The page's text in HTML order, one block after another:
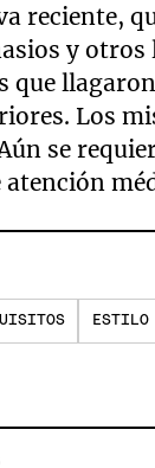
reciente,
y otros
que
Los
se